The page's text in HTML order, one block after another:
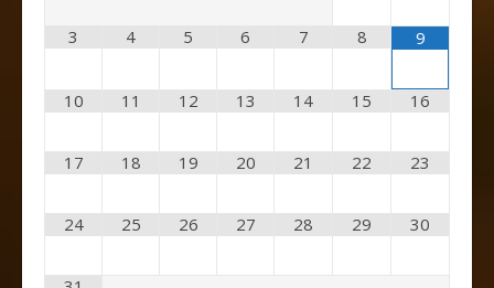
3 4 5 6 7 8 9
10 11 12 13 14 15 16
17 18 19 20 21 22 23
24 25 26 27 28 29 30